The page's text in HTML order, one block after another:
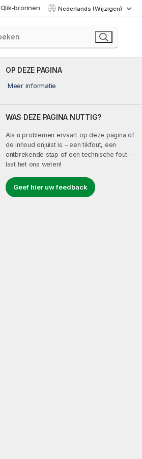
Qlik-bronnen Nederlands (Wijzigen)
OP DEZE PAGINA
Meer informatie
WAS DEZE PAGINA NUTTIG?
Als u problemen ervaart op deze pagina of
de inhoud onjuist is – een tikfout, een
ontbrekende stap of een technische fout –
laat het ons weten!
Geef hier uw feedback